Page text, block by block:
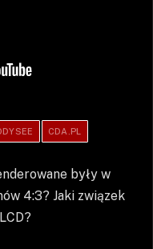
CDA.PL
były w
4:3? Jaki związek